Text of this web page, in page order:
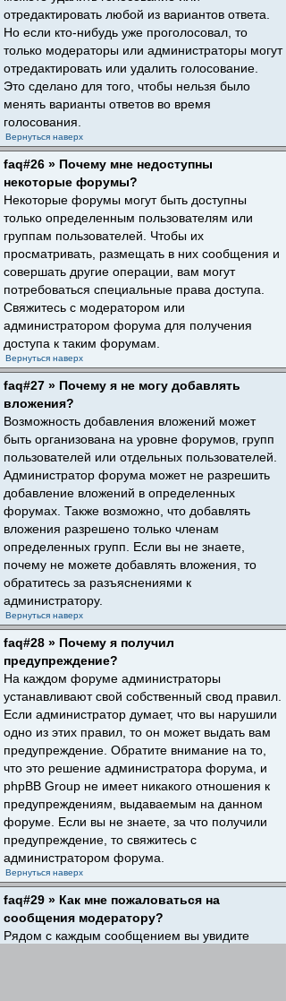
отредактировать любой из вариантов ответа.
Но если кто-нибудь уже проголосовал, то
только модераторы или администраторы могут
отредактировать или удалить голосование.
Это сделано для того, чтобы нельзя было
менять варианты ответов во время
голосования.
Вернуться наверх
faq#26 » Почему мне недоступны
некоторые форумы?
Некоторые форумы могут быть доступны
только определенным пользователям или
группам пользователей. Чтобы их
просматривать, размещать в них сообщения и
совершать другие операции, вам могут
потребоваться специальные права доступа.
Свяжитесь с модератором или
администратором форума для получения
доступа к таким форумам.
Вернуться наверх
faq#27 » Почему я не могу добавлять
вложения?
Возможность добавления вложений может
быть организована на уровне форумов, групп
пользователей или отдельных пользователей.
Администратор форума может не разрешить
добавление вложений в определенных
форумах. Также возможно, что добавлять
вложения разрешено только членам
определенных групп. Если вы не знаете,
почему не можете добавлять вложения, то
обратитесь за разъяснениями к
администратору.
Вернуться наверх
faq#28 » Почему я получил
предупреждение?
На каждом форуме администраторы
устанавливают свой собственный свод правил.
Если администратор думает, что вы нарушили
одно из этих правил, то он может выдать вам
предупреждение. Обратите внимание на то,
что это решение администратора форума, и
phpBB Group не имеет никакого отношения к
предупреждениям, выдаваемым на данном
форуме. Если вы не знаете, за что получили
предупреждение, то свяжитесь с
администратором форума.
Вернуться наверх
faq#29 » Как мне пожаловаться на
сообщения модератору?
Рядом с каждым сообщением вы увидите